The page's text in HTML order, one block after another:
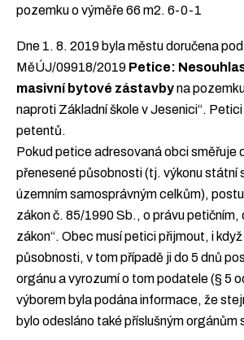
pozemku o výměře 66 m2. 6-0-1
Dne 1. 8. 2019 byla městu doručena
MěÚJ/09918/2019 Petice:
masivní bytové zástavbyna
naproti Základní škole v Jesenici“.
petentů.
Pokud petice adresovaná obci směřuje
přenesené působnosti (tj. výkonu státní
územním samosprávným celkům),
zákon č. 85/1990 Sb., o právu petičním,
zákon“. Obec musí petici přijmout, i
působnosti, v tom případě ji do 5 dnů
orgánu a vyrozumí o tom podatele (§ 5
výborem byla podána informace, že
bylo odesláno také příslušným orgánům